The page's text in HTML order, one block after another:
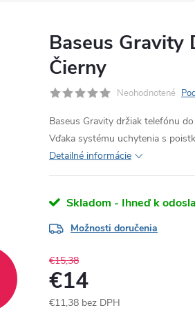
Baseus Gravity
Čierny
Neohodnotené
Baseus Gravity držiak telefónu
Vďaka systému uchytenia s
Detailné informácie
Skladom - Ihneď k
Možnosti doručenia
€15,38
€14
€11,38 bez DPH